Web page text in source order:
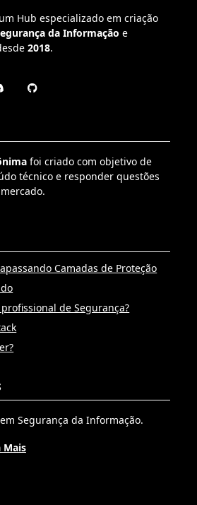
Hub especializado em criação
da Informação e
2018.
foi criado com objetivo de
técnico e responder questões
Camadas de Proteção
de Segurança?
Segurança da Informação.
Mais